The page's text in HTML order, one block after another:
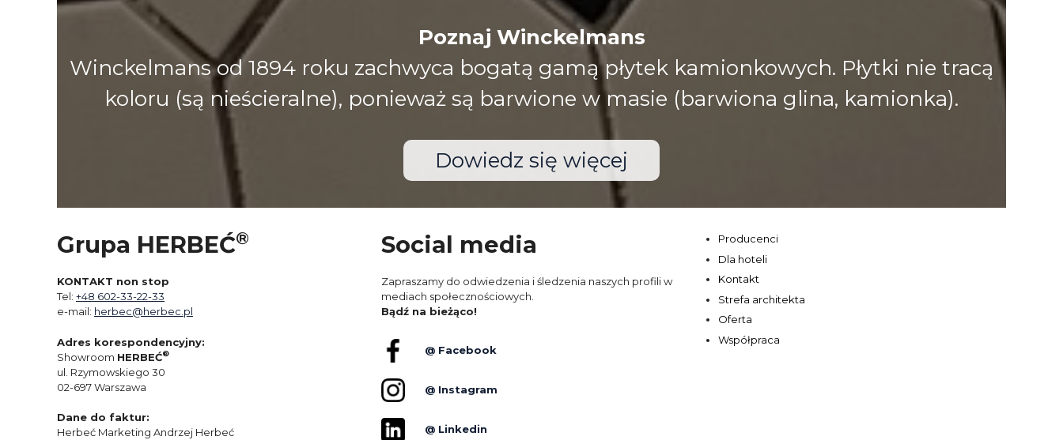
Poznaj Winckelmans
Winckelmans od 1894 roku zachwyca bogatą gamą płytek kamionkowych. Płytki nie tracą
koloru (są nieścieralne), ponieważ są barwione w masie (barwiona glina, kamionka).
Dowiedz się więcej
Grupa HERBEĆ®
KONTAKT non stop
Tel: +48 602-33-22-33
e-mail: herbec@herbec.pl
Adres korespondencyjny:
Showroom HERBEĆ®
ul. Rzymowskiego 30
02-697 Warszawa
Dane do faktur:
Herbeć Marketing Andrzej Herbeć
Social media
Zapraszamy do odwiedzenia i śledzenia naszych profili w
mediach społecznościowych.
Bądź na bieżąco!
@ Facebook
@ Instagram
@ Linkedin
Producenci
Dla hoteli
Kontakt
Strefa architekta
Oferta
Współpraca